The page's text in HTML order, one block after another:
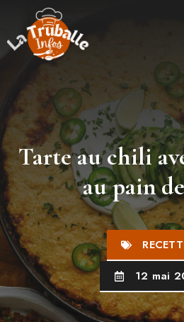
contenu
Tarte au chili
au pain
12 mai